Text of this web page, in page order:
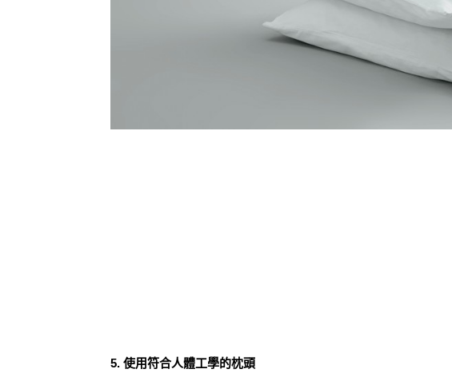
5. 使用符合人體工學的枕頭